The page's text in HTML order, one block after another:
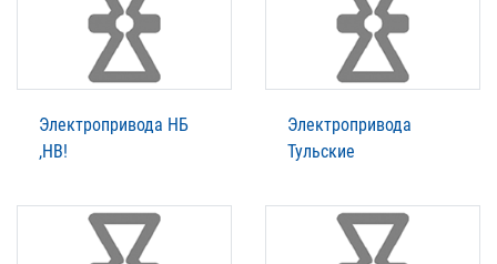
Электропривода НБ
,НВ!
Электропривода
Тульские